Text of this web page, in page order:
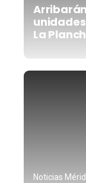
La
Noticias